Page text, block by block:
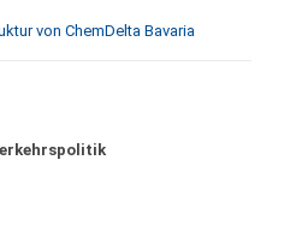
von ChemDelta Bavaria